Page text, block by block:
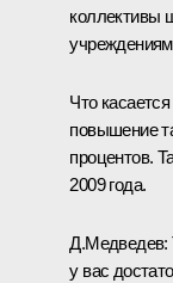
коллективы
Что
повышение
процентов.
2009 года.
Д.Медведев:
у вас